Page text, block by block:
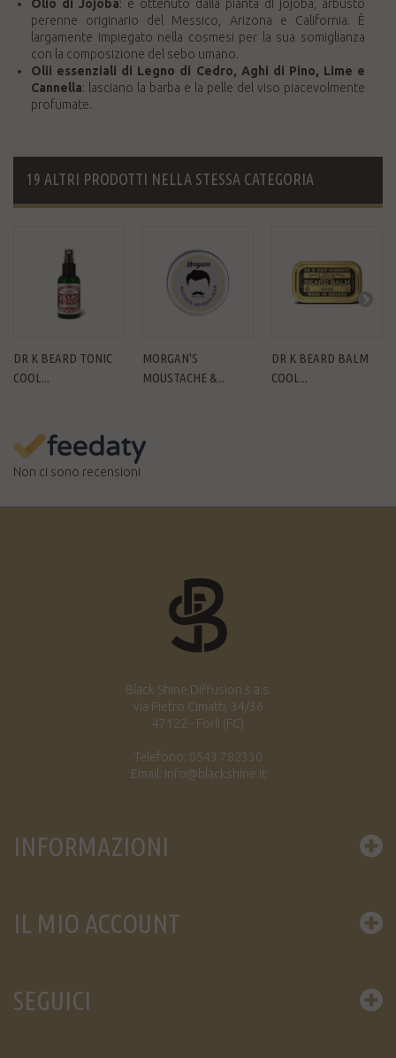
Olio di Jojoba: è ottenuto dalla pianta di jojoba, arbusto
perenne originario del Messico, Arizona e California. È
largamente impiegato nella cosmesi per la sua somiglianza
con la composizione del sebo umano.
Olii essenziali di Legno di Cedro, Aghi di Pino, Lime e
Cannella: lasciano la barba e la pelle del viso piacevolmente
profumate.
19 ALTRI PRODOTTI NELLA STESSA CATEGORIA
DR K BEARD TONIC
COOL...
MORGAN'S
MOUSTACHE &...
DR K BEARD BALM
COOL...
Non ci sono recensioni
Black Shine Diffusion s.a.s.
via Pietro Cimatti, 34/36
47122 - Forlì (FC)
Telefono: 0543 782330
Email: info@blackshine.it
INFORMAZIONI
IL MIO ACCOUNT
SEGUICI